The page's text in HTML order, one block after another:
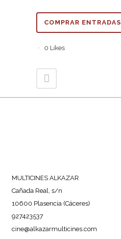
COMPRAR ENTRADAS
0 Likes
MULTICINES ALKAZAR
Cañada Real, s/n
10600 Plasencia (Cáceres)
927423537
cine@alkazarmulticines.com